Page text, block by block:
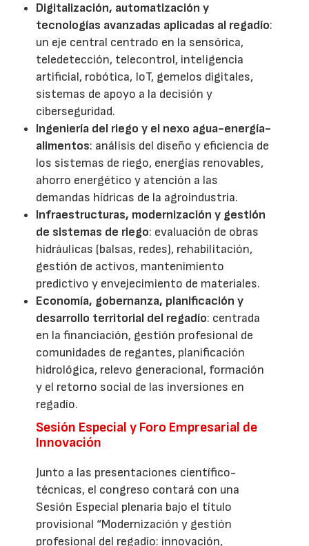
Digitalización, automatización y
tecnologías avanzadas aplicadas al regadío:
un eje central centrado en la sensórica,
teledetección, telecontrol, inteligencia
artificial, robótica, IoT, gemelos digitales,
sistemas de apoyo a la decisión y
ciberseguridad.
Ingeniería del riego y el nexo agua-energía-
alimentos: análisis del diseño y eficiencia de
los sistemas de riego, energías renovables,
ahorro energético y atención a las
demandas hídricas de la agroindustria.
Infraestructuras, modernización y gestión
de sistemas de riego: evaluación de obras
hidráulicas (balsas, redes), rehabilitación,
gestión de activos, mantenimiento
predictivo y envejecimiento de materiales.
Economía, gobernanza, planificación y
desarrollo territorial del regadío: centrada
en la financiación, gestión profesional de
comunidades de regantes, planificación
hidrológica, relevo generacional, formación
y el retorno social de las inversiones en
regadío.
Sesión Especial y Foro Empresarial de
Innovación
Junto a las presentaciones científico-
técnicas, el congreso contará con una
Sesión Especial plenaria bajo el título
provisional “Modernización y gestión
profesional del regadío: innovación,